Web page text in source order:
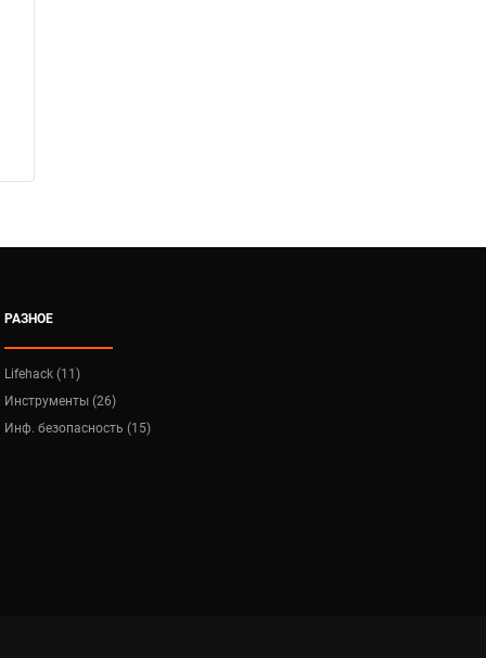
РАЗНОЕ
Lifehack (11)
Инструменты (26)
Инф. безопасность (15)